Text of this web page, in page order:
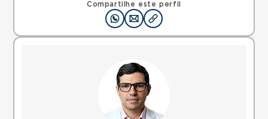
Compartilhe este perfil